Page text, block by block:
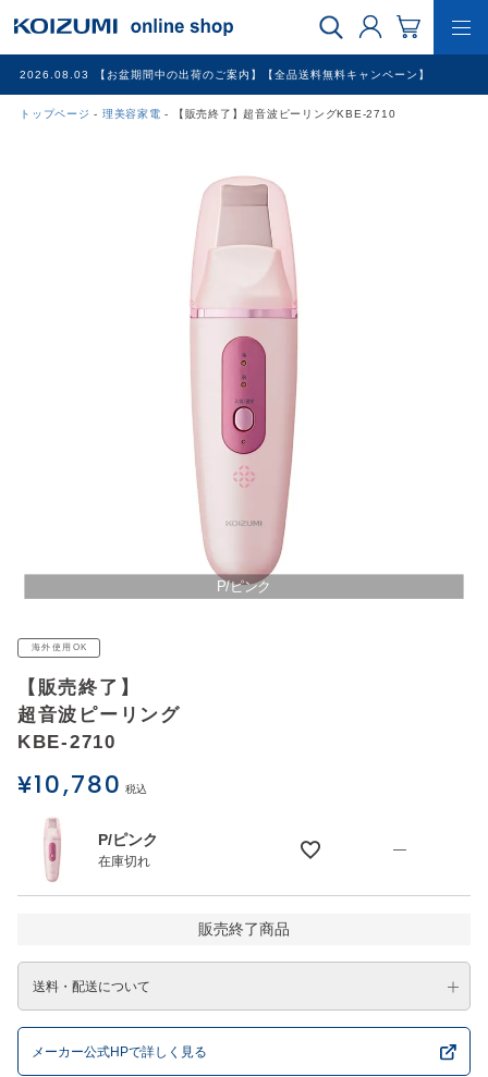
2026.08.03 【お盆期間中の出荷のご案内】【全品送料無料キャンペーン】
トップページ 理美容家電 【販売終了】超音波ピーリングKBE-2710
アウトレットSALE
ブログ
ご利用ガイド
ログイン
P/ピンク
海外使用OK
【販売終了】
超音波ピーリング
KBE-2710
¥10,780 税込
P/ピンク
在庫切れ
—
販売終了商品
送料・配送について
メーカー公式HPで詳しく見る